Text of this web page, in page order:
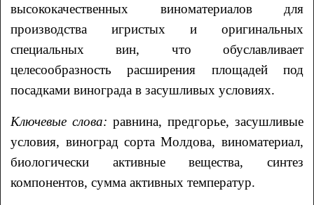
высококачественных виноматериалов для
производства игристых и оригинальных
специальных вин, что обуславливает
целесообразность расширения площадей под
посадками винограда в засушливых условиях.
Ключевые слова: равнина, предгорье, засушливые
условия, виноград сорта Молдова, виноматериал,
биологически активные вещества, синтез
компонентов, сумма активных температур.